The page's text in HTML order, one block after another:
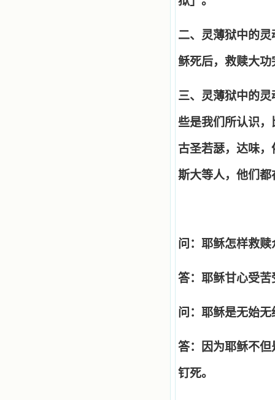
二、灵薄狱中的
稣死后，救赎大
三、灵薄狱中的
些是我们所认识
古圣若瑟，达味
斯大等人，他们
问：耶稣怎样救赎
答：耶稣甘心受
问：耶稣是无始
答：因为耶稣不
钉死。